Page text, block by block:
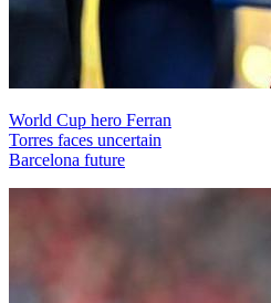
World Cup hero Ferran
Torres faces uncertain
Barcelona future